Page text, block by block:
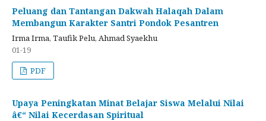
Peluang dan Tantangan Dakwah Halaqah Dalam
Membangun Karakter Santri Pondok Pesantren
Irma Irma, Taufik Pelu, Ahmad Syaekhu
01-19
PDF
Upaya Peningkatan Minat Belajar Siswa Melalui Nilai
â€“ Nilai Kecerdasan Spiritual